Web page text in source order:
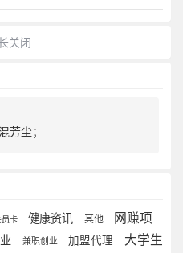
关闭
芳尘；
员卡 健康资讯 其他
网赚项
兼职创业 加盟代理
大学生